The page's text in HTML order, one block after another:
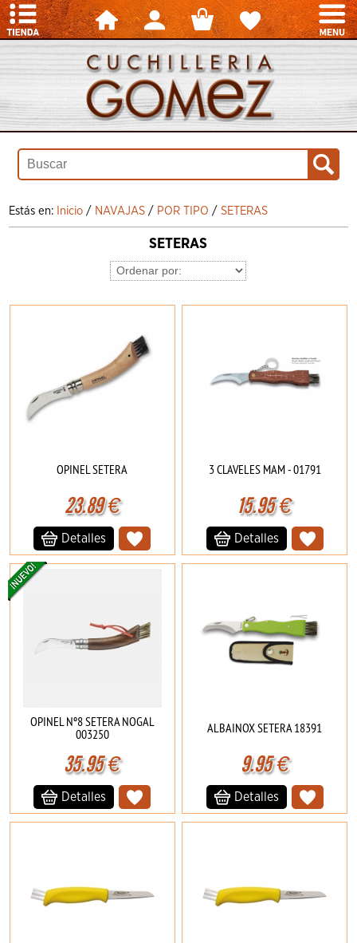
Estás en: Inicio / NAVAJAS / POR TIPO /SETERAS
SETERAS
OPINEL SETERA
23.89€
Detalles
3 CLAVELES MAM - 01791
15.95€
Detalles
OPINEL Nº8 SETERA NOGAL
003250
35.95€
Detalles
ALBAINOX SETERA 18391
9.95€
Detalles